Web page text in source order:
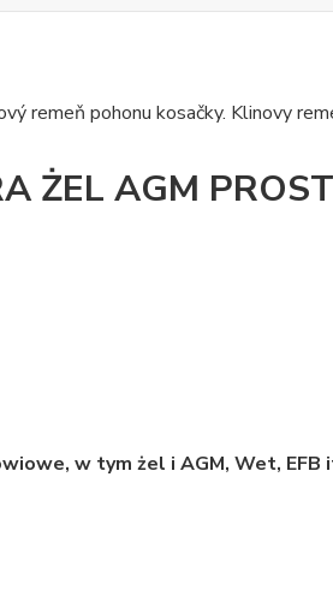
remeň pohonu kosačky. Klinovy
ŻEL AGM
w tym żel i AGM, Wet, EFB